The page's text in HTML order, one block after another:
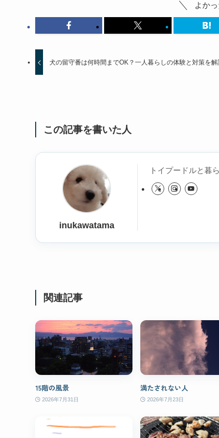
よか
犬の留守番は何時間までOK？一人暮らしの体験と対策を解
この記事を書いた人
inukawatama
トイプードルと暮
関連記事
15階の風景
2026年7月31日
満たされない人
2026年7月23日